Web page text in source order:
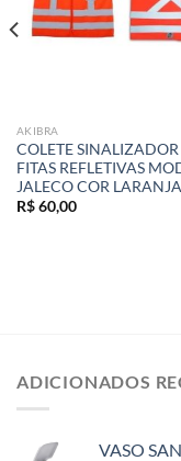
AKIBRA
COLETE
FITAS REFLETIVAS
JALECO COR LARANJA
R$60,00
ADICIONADOS
VASO